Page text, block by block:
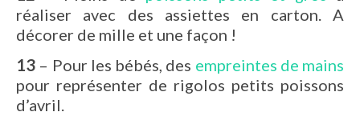
réaliser avec des assiettes en carton. A
décorer de mille et une façon !
13 – Pour les bébés, des empreintes de mains
pour représenter de rigolos petits poissons
d’avril.